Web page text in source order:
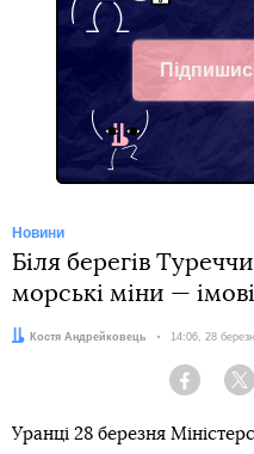
Telegram
Новини
Біля берегів
морські міни —
Автор:Костя Андрейковець Дата:
14:06, 28
Facebook
Уранці 28 березня